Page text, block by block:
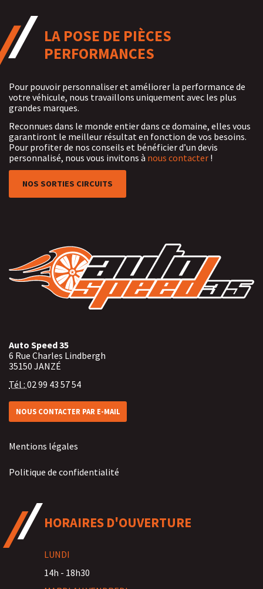
LA POSE DE PIÈCES
PERFORMANCES
Pour pouvoir personnaliser et améliorer la performance de
votre véhicule, nous travaillons uniquement avec les plus
grandes marques.
Reconnues dans le monde entier dans ce domaine, elles vous
garantiront le meilleur résultat en fonction de vos besoins.
Pour profiter de nos conseils et bénéficier d’un devis
personnalisé, nous vous invitons à nous contacter !
NOS SORTIES CIRCUITS
Auto Speed 35
6 Rue Charles Lindbergh
35150 JANZÉ
Tél : 02 99 43 57 54
NOUS CONTACTER PAR E-MAIL
Mentions légales
Politique de confidentialité
HORAIRES D'OUVERTURE
LUNDI
14h - 18h30